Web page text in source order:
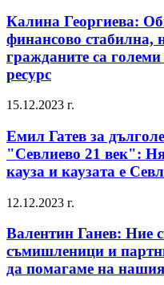
Калина Георгиева:
финансово стабилна,
гражданите са
ресурс
15.12.2023 г.
Емил Гатев за
"Севлиево 21 век":
кауза и каузата е
12.12.2023 г.
Валентин Ганев: Ние
съмишленици и
да помагаме на